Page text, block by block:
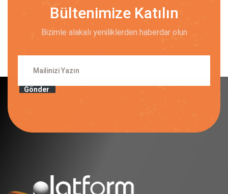
Bültenimize Katılın
Bizimle alakalı yeniliklerden haberdar olun
Gönder